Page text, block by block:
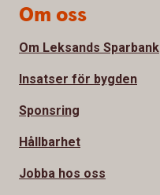
Om oss
Om Leksands Sparbank
Insatser för bygden
Sponsring
Hållbarhet
Jobba hos oss